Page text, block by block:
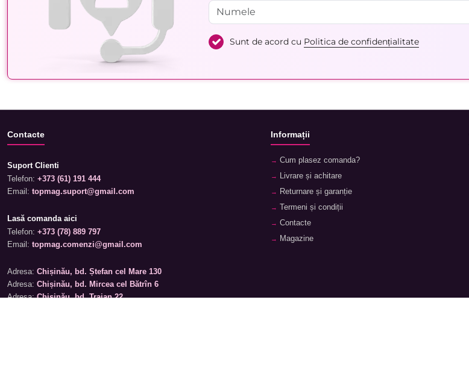
Sunt de acord cu Politica de confidențialitate
Contacte
Suport Clienti
Telefon: +373 (61) 191 444
Email: topmag.suport@gmail.com
Lasă comanda aici
Telefon: +373 (78) 889 797
Email: topmag.comenzi@gmail.com
Adresa: Chișinău, bd. Ștefan cel Mare 130
Adresa: Chișinău, bd. Mircea cel Bătrîn 6
Adresa:Chișinău, bd. Traian 22
Informații
Cum plasez comanda?
Livrare și achitare
Returnare și garanție
Termeni și condiții
Contacte
Magazine